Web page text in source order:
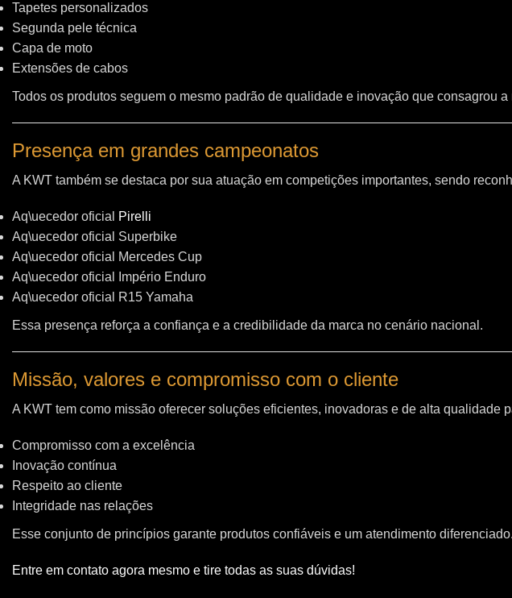
Tapetes personalizados
Segunda pele técnica
Capa de moto
Extensões de cabos
Todos os produtos seguem o mesmo padrão de qualidade e inovação que consagrou a
Presença em grandes campeonatos
A KWT também se destaca por sua atuação em competições importantes, sendo
Aq\uecedor oficial
Pirelli
Aq\uecedor oficial Superbike
Aq\uecedor oficial Mercedes Cup
Aq\uecedor oficial Império Enduro
Aq\uecedor oficial R15 Yamaha
Essa presença reforça a confiança e a credibilidade da marca no cenário nacional.
Missão, valores e compromisso com o cliente
A KWT tem como missão oferecer soluções eficientes, inovadoras e de alta qualidade
Compromisso com a excelência
Inovação contínua
Respeito ao cliente
Integridade nas relações
Esse conjunto de princípios garante produtos confiáveis e um atendimento diferenciado.
Entre em contato agora mesmo e tire todas as suas dúvidas!